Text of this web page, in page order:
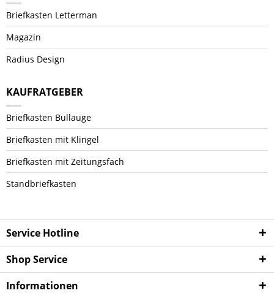
Briefkasten Letterman
Magazin
Radius Design
KAUFRATGEBER
Briefkasten Bullauge
Briefkasten mit Klingel
Briefkasten mit Zeitungsfach
Standbriefkasten
Service Hotline
Shop Service
Informationen